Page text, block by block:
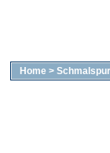
Home >